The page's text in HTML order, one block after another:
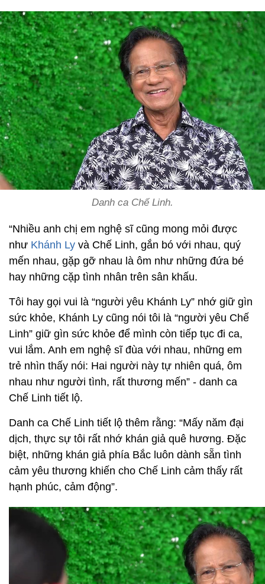
Danh ca Chế Linh.
“Nhiều anh chị em nghệ sĩ cũng mong mỏi được
như Khánh Ly và Chế Linh, gắn bó với nhau, quý
mến nhau, gặp gỡ nhau là ôm như những đứa bé
hay những cặp tình nhân trên sân khấu.
Tôi hay gọi vui là “người yêu Khánh Ly” nhớ giữ gìn
sức khỏe, Khánh Ly cũng nói tôi là “người yêu Chế
Linh” giữ gìn sức khỏe để mình còn tiếp tục đi ca,
vui lắm. Anh em nghệ sĩ đùa với nhau, những em
trẻ nhìn thấy nói: Hai người này tự nhiên quá, ôm
nhau như người tình, rất thương mến” - danh ca
Chế Linh tiết lộ.
Danh ca Chế Linh tiết lộ thêm rằng: “Mấy năm đại
dịch, thực sự tôi rất nhớ khán giả quê hương. Đặc
biệt, những khán giả phía Bắc luôn dành sẵn tình
cảm yêu thương khiến cho Chế Linh cảm thấy rất
hạnh phúc, cảm động”.